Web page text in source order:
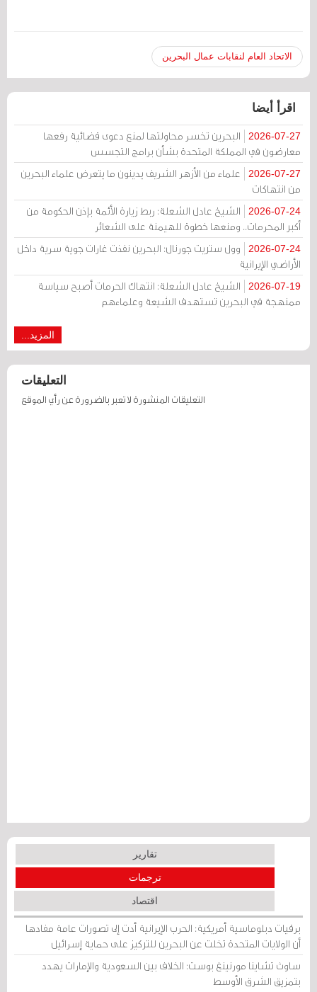
الاتحاد العام لنقابات عمال البحرين
اقرأ أيضا
2026-07-27
البحرين تخسر محاولتها لمنع دعوى قضائية رفعها
معارضون في المملكة المتحدة بشأن برامج التجسس
2026-07-27
علماء من الأزهر الشريف يدينون ما يتعرض علماء البحرين
من انتهاكات
2026-07-24
الشيخ عادل الشعلة: ربط زيارة الأئمة بإذن الحكومة من
أكبر المحرمات.. ومنعها خطوة للهيمنة على الشعائر
2026-07-24
وول ستريت جورنال: البحرين نفذت غارات جوية سرية داخل
الأراضي الإيرانية
2026-07-19
الشيخ عادل الشعلة: انتهاك الحرمات أصبح سياسة
ممنهجة في البحرين تستهدف الشيعة وعلماءهم
المزيد...
التعليقات
التعليقات المنشورة لا تعبر بالضرورة عن رأي الموقع
تقارير
ترجمات
اقتصاد
برقيات دبلوماسية أمريكية: الحرب الإيرانية أدت إلى تصورات عامة مفادها
أن الولايات المتحدة تخلت عن البحرين للتركيز على حماية إسرائيل
ساوث تشاينا مورنينغ بوست: الخلاف بين السعودية والإمارات يهدد
بتمزيق الشرق الأوسط